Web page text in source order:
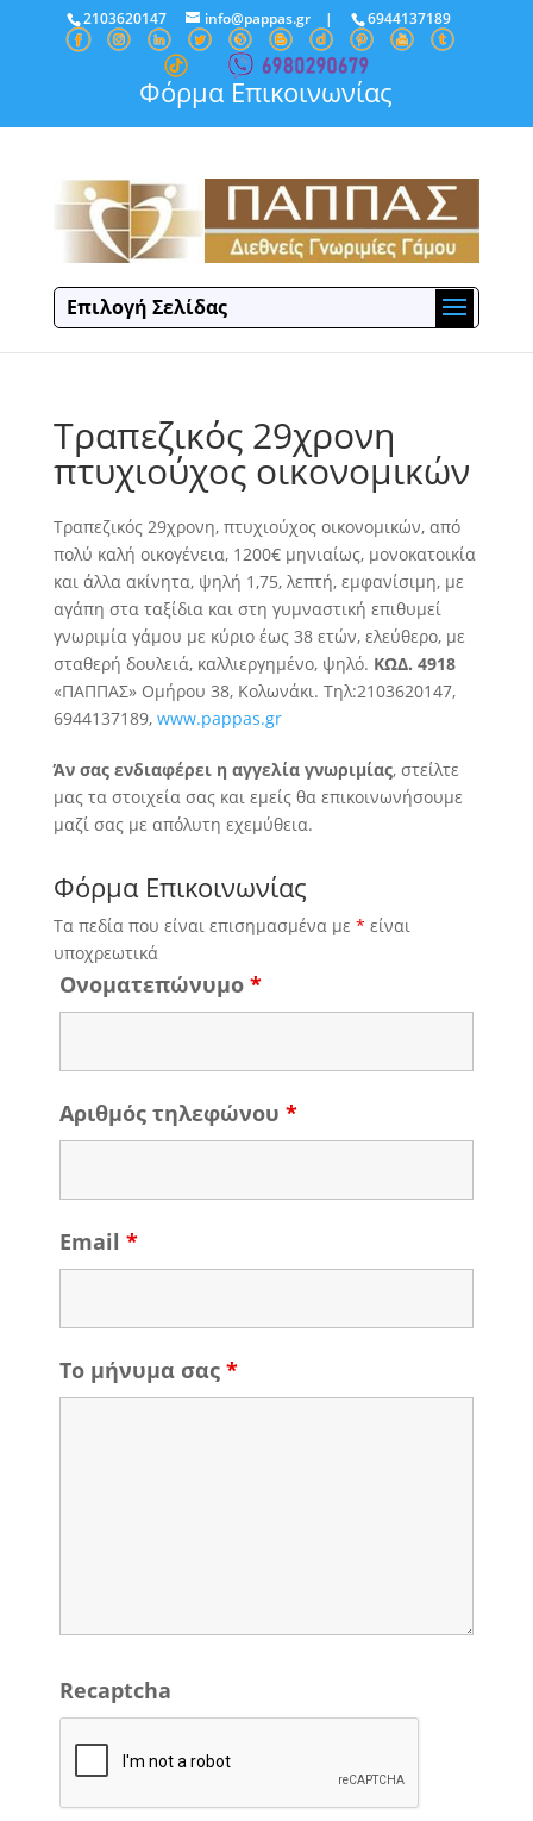
2103620147 info@pappas.gr| 6944137189
Φόρμα Επικοινωνίας
Επιλογή Σελίδας
Τραπεζικός 29χρονη
πτυχιούχος οικονομικών
Τραπεζικός 29χρονη, πτυχιούχος οικονομικών, από
πολύ καλή οικογένεια, 1200€ μηνιαίως, μονοκατοικία
και άλλα ακίνητα, ψηλή 1,75, λεπτή, εμφανίσιμη, με
αγάπη στα ταξίδια και στη γυμναστική επιθυμεί
γνωριμία γάμου με κύριο έως 38 ετών, ελεύθερο, με
σταθερή δουλειά, καλλιεργημένο, ψηλό. ΚΩΔ. 4918
«ΠΑΠΠΑΣ» Ομήρου 38, Κολωνάκι. Τηλ:2103620147,
6944137189, www.pappas.gr
Άν σας ενδιαφέρει η αγγελία γνωριμίας, στείλτε
μας τα στοιχεία σας και εμείς θα επικοινωνήσουμε
μαζί σας με απόλυτη εχεμύθεια.
Φόρμα Επικοινωνίας
Τα πεδία που είναι επισημασμένα με * είναι
υποχρεωτικά
Ονοματεπώνυμο *
Αριθμός τηλεφώνου *
Email *
Το μήνυμα σας *
Recaptcha